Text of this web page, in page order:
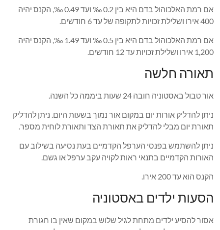
אם רמת האלכוהול בדם היא בין 0.2 ‰ ועד 0.49 ‰, הקנס יהיה
400 אירו ושלילת זכויות לתקופה של עד 6 חודשים.
אם רמת האלכוהול בדם היא בין 0.5 ‰ ועד 1.49 ‰, הקנס יהיה
1,200 אירו ושלילת זכויות עד 12 חודשים.
תאורה חלשה
אור טבול באסטוניה חובה 24 שעות ביממה כל השנה.
ניתן להדליק אורות יום במקום אור נמוך בשעות היום. ניתן להדליק
תאורת יום מבלי להדליק את תאורת הצד ותאורת לוחית מספר.
ניתן להשתמש בפנסי הערפל הקדמיים בעת נסיעה בשילוב עם
האורות הקדמיים בתנאי ראות לקויה עקב ערפל או גשם.
הקנס הוא עד 200 אירו.
הסעות ילדים באסטוניה
אסור להסיע ילדים מתחת לגיל שלוש במקום שאין בו חגורת